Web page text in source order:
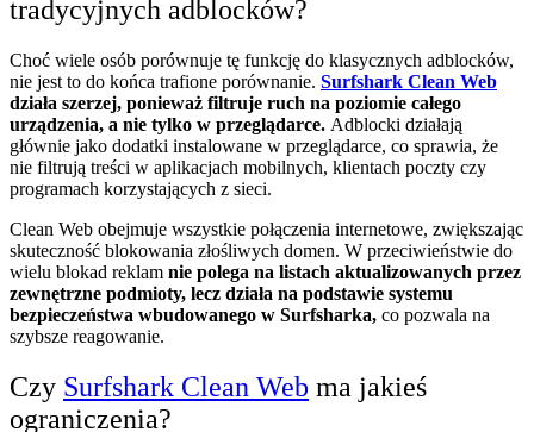
tradycyjnych adblocków?
Choć wiele osób porównuje tę funkcję do klasycznych adblocków,
nie jest to do końca trafione porównanie. Surfshark Clean Web
działa szerzej, ponieważ filtruje ruch na poziomie całego
urządzenia, a nie tylko w przeglądarce. Adblocki działają
głównie jako dodatki instalowane w przeglądarce, co sprawia, że
nie filtrują treści w aplikacjach mobilnych, klientach poczty czy
programach korzystających z sieci.
Clean Web obejmuje wszystkie połączenia internetowe, zwiększając
skuteczność blokowania złośliwych domen. W przeciwieństwie do
wielu blokad reklam nie polega na listach aktualizowanych przez
zewnętrzne podmioty, lecz działa na podstawie systemu
bezpieczeństwa wbudowanego w Surfsharka, co pozwala na
szybsze reagowanie.
Czy Surfshark Clean Web ma jakieś
ograniczenia?